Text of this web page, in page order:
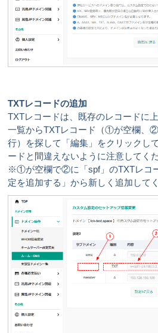
TXTレコードの追加
TXTレコードは、既存のレコードに
一覧からTXTレコード（①が空欄、
行）を探して「編集」をクリックし
ードと間違えないように注意してく
※①が空欄で②に「spf」のTXTレコ
定を追加する」から新しく追加して